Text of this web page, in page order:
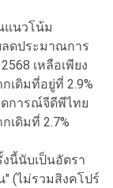
แนวโน้ม
ลดประมาณการ
เหลือเพียง
เดิมที่อยู่ที่ 2.9%
การณ์จีดีพีไทย
เดิมที่ 2.7%
นี้นับเป็นอัตรา
" (ไม่รวมสิงคโปร์